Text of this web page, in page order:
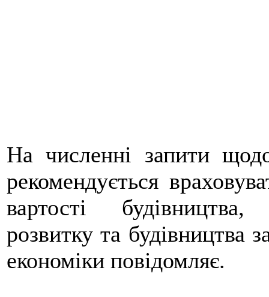
На численні запити
рекомендується
вартості будівництва,
розвитку та будівництва
економіки повідомляє.